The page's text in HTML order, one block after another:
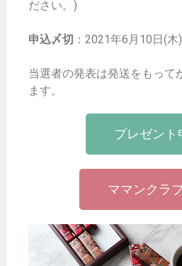
ださい。)
申込〆切 ：2021年6月10日(木)
当選者の発表は発送をもって
ます。
プレゼント
ママンクラ